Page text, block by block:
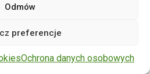
Odmów
preferencje
Ochrona danych osobowych